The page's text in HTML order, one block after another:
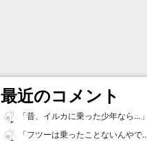
最近のコメント
「昔、イルカに乗った少年なら… 」
「フツーは乗ったことないんやで